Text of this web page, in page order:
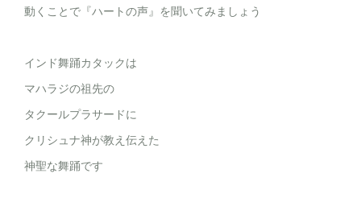
動くことで『ハートの声』を聞いてみましょう
インド舞踊カタックは
マハラジの祖先の
タクールプラサードに
クリシュナ神が教え伝えた
神聖な舞踊です